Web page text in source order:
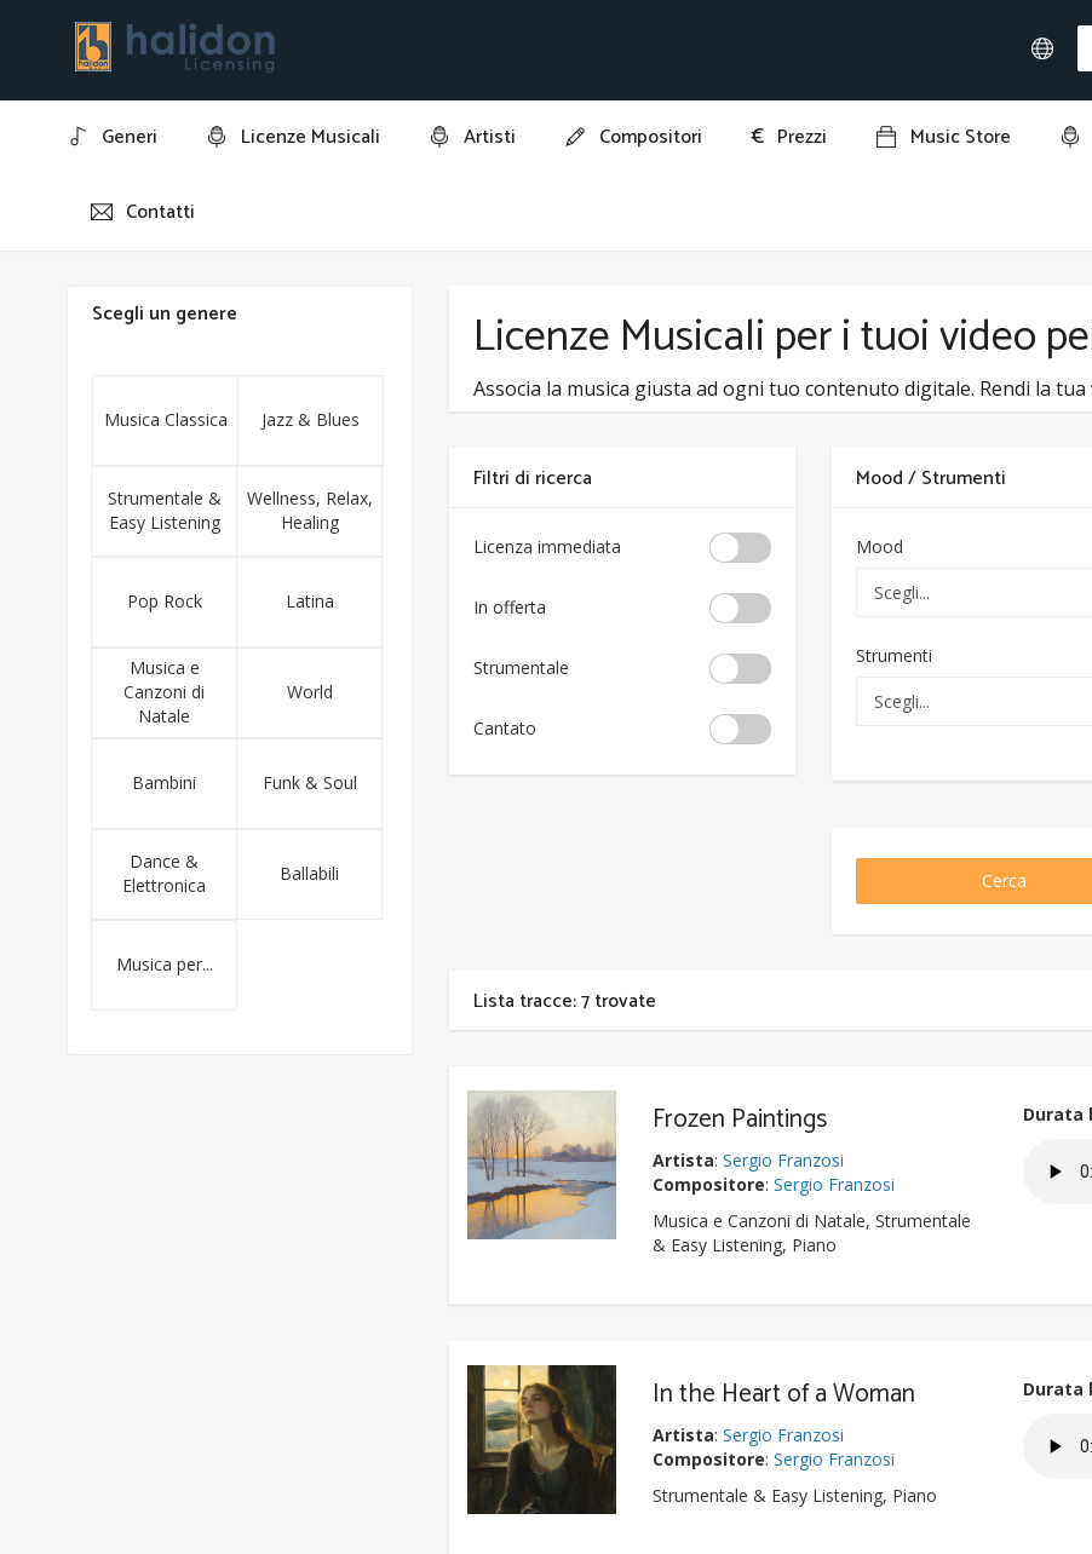
Generi Licenze Musicali Artisti Compositori € Prezzi Music Store
Contatti
Home Sergio Franzosi
Scegli un genere
Musica Classica Jazz & Blues
Strumentale &
Easy Listening
Wellness, Relax,
Healing
Pop Rock Latina
Musica e
Canzoni di
Natale
World
Bambini Funk & Soul
Dance &
Elettronica
Ballabili
Musica per...
Licenze Musicali per i tuoi video
Associa la musica giusta ad ogni tuo contenuto digitale. Rendi la
Filtri di ricerca
Licenza immediata
In offerta
Strumentale
Cantato
Mood / Strumenti
Mood
Strumenti
Cerca
Lista tracce: 7 trovate
Frozen Paintings
Artista:Sergio Franzosi
Compositore:Sergio Franzosi
Musica e Canzoni di Natale, Strumentale
& Easy Listening, Piano
Durata
In the Heart of a Woman
Artista:Sergio Franzosi
Compositore:Sergio Franzosi
Strumentale & Easy Listening, Piano
Durata